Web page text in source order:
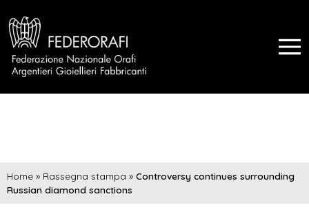
Home » Rassegna stampa » Controversy continues surrounding
Russian diamond sanctions